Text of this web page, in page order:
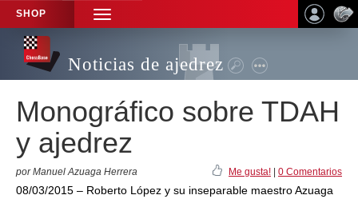
SHOP
TOGGLE
NAVIGATION
Noticias de ajedrez
Monográfico sobre TDAH
y ajedrez
por Manuel Azuaga Herrera Me gusta! 0 Comentarios
08/03/2015 – Roberto López y su inseparable maestro Azuaga